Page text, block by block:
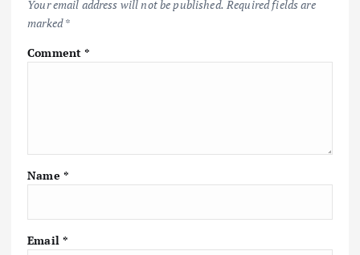
Your email address will not be published. Required fields are
marked*
Comment*
Name *
Email *